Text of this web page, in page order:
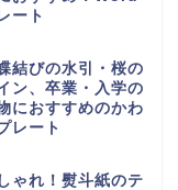
ート
結びの水引・桜の
ン、卒業・入学の
におすすめのかわ
レート
ゃれ！熨斗紙のテ